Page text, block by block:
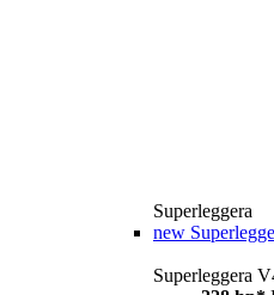
Superleggera
new
Superleggera